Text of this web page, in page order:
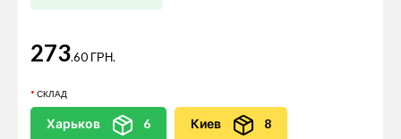
273.60 ГРН.
СКЛАД
Харьков 6 Киев 8